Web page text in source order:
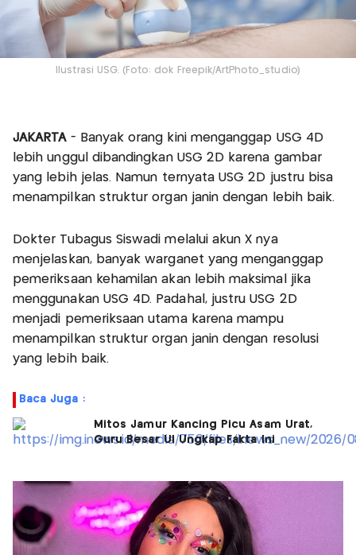
Ilustrasi USG. (Foto: dok Freepik/ArtPhoto_studio)
JAKARTA- Banyak orang kini menganggap USG 4D
lebih unggul dibandingkan USG 2D karena gambar
yang lebih jelas. Namun ternyata USG 2D justru bisa
menampilkan struktur organ janin dengan lebih baik.
Dokter Tubagus Siswadi melalui akun X nya
menjelaskan, banyak warganet yang menganggap
pemeriksaan kehamilan akan lebih maksimal jika
menggunakan USG 4D. Padahal, justru USG 2D
menjadi pemeriksaan utama karena mampu
menampilkan struktur organ janin dengan resolusi
yang lebih baik.
Baca Juga :
Mitos Jamur Kancing Picu Asam Urat,
Guru Besar UI Ungkap Fakta Ini